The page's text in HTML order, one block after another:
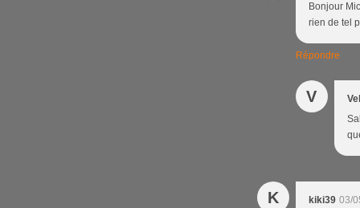
Bonjour
rien de tel
Répondre
V
K kiki39 03/